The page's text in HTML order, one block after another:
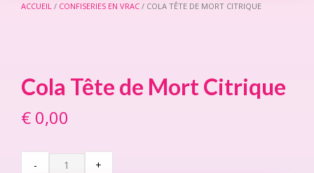
ACCUEIL / CONFISERIES EN VRAC / COLA TÊTE DE MORT CITRIQUE
Cola Tête de Mort Citrique
€ 0,00
- +